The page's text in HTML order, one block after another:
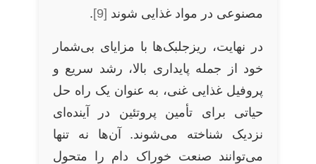
مصنوعی در مواد غذایی شوند [9]
.
در نهایت، ریزجلبک‌ها با مزایای بی‌شمار
خود از جمله پایداری بالا، رشد سریع و
پروفیل غذایی غنی، به عنوان یک راه حل
حیاتی برای تأمین پروتئین در آینده‌ای
نزدیک شناخته می‌شوند. آن‌ها نه تنها
می‌توانند صنعت خوراک دام را متحول